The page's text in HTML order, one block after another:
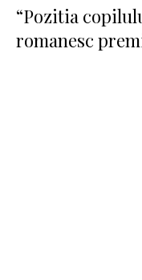
“Pozitia
romanesc